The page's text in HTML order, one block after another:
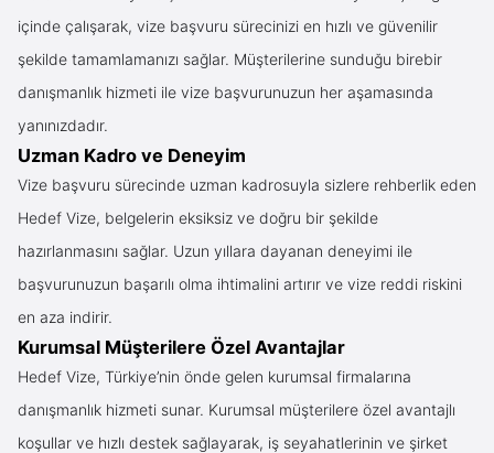
içinde çalışarak, vize başvuru sürecinizi en hızlı ve güvenilir
şekilde tamamlamanızı sağlar. Müşterilerine sunduğu birebir
danışmanlık hizmeti ile vize başvurunuzun her aşamasında
yanınızdadır.
Uzman Kadro ve Deneyim
Vize başvuru sürecinde uzman kadrosuyla sizlere rehberlik eden
Hedef Vize, belgelerin eksiksiz ve doğru bir şekilde
hazırlanmasını sağlar. Uzun yıllara dayanan deneyimi ile
başvurunuzun başarılı olma ihtimalini artırır ve vize reddi riskini
en aza indirir.
Kurumsal Müşterilere Özel Avantajlar
Hedef Vize, Türkiye’nin önde gelen kurumsal firmalarına
danışmanlık hizmeti sunar. Kurumsal müşterilere özel avantajlı
koşullar ve hızlı destek sağlayarak, iş seyahatlerinin ve şirket